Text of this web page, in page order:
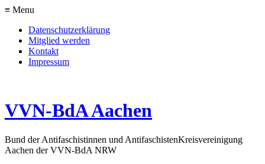
≡ Menu
Datenschutzerklärung
Mitglied werden
Kontakt
Impressum
VVN-BdA Aachen
Bund der Antifaschistinnen und AntifaschistenKreisvereinigung
Aachen der VVN-BdA NRW